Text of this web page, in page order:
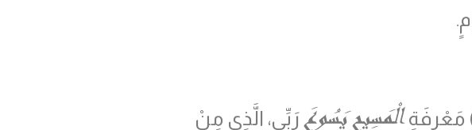
مَعْرِفَةِالْمَسِيحِ يَسُوعَرَبِّي، الَّذِي مِنْ